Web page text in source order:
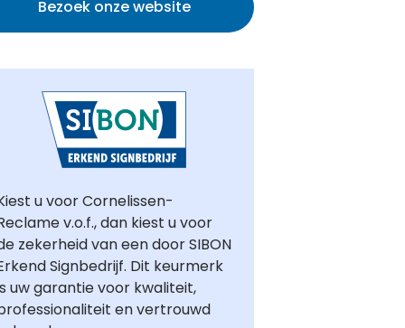
Bezoek onze website
u voor Cornelissen-
v.o.f., dan kiest u voor
zekerheid van een door SIBON
Signbedrijf. Dit keurmerk
uw garantie voor kwaliteit,
en vertrouwd